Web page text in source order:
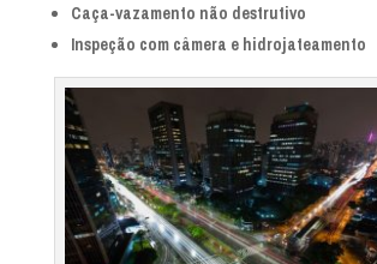
Caça-vazamento não destrutivo
Inspeção com câmera e hidrojateamento